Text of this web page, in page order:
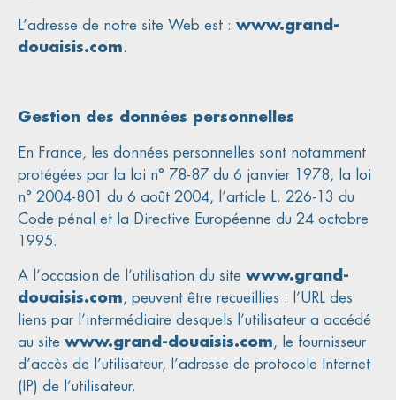
L’adresse de notre site Web est : www.grand-
douaisis.com.
Gestion des données personnelles
En France, les données personnelles sont notamment
protégées par la loi n° 78-87 du 6 janvier 1978, la loi
n° 2004-801 du 6 août 2004, l’article L. 226-13 du
Code pénal et la Directive Européenne du 24 octobre
1995.
A l’occasion de l’utilisation du site www.grand-
douaisis.com, peuvent être recueillies : l’URL des
liens par l’intermédiaire desquels l’utilisateur a accédé
au site www.grand-douaisis.com, le fournisseur
d’accès de l’utilisateur, l’adresse de protocole Internet
(IP) de l’utilisateur.